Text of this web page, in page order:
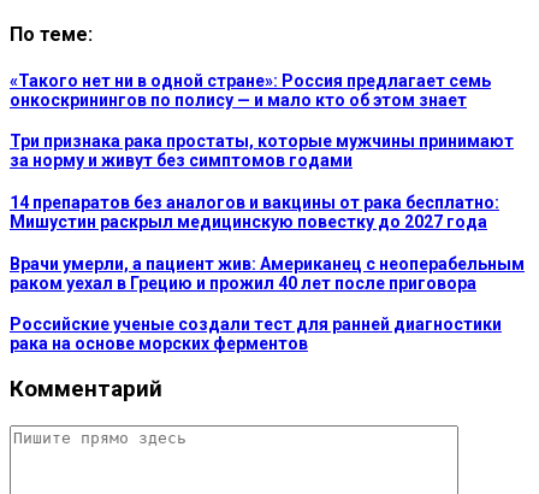
По теме:
«Такого нет ни в одной стране»: Россия предлагает семь
онкоскринингов по полису — и мало кто об этом знает
Три признака рака простаты, которые мужчины принимают
за норму и живут без симптомов годами
14 препаратов без аналогов и вакцины от рака бесплатно:
Мишустин раскрыл медицинскую повестку до 2027 года
Врачи умерли, а пациент жив: Американец с неоперабельным
раком уехал в Грецию и прожил 40 лет после приговора
Российские ученые создали тест для ранней диагностики
рака на основе морских ферментов
Комментарий